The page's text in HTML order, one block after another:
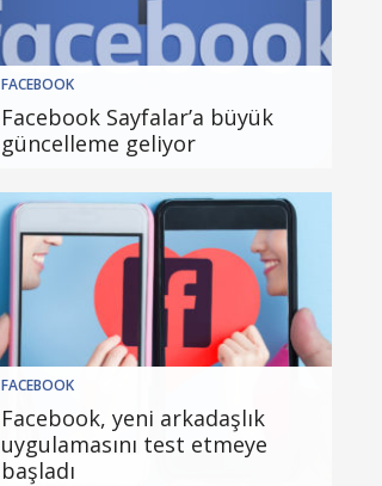
FACEBOOK
Facebook Sayfalar’a büyük
güncelleme geliyor
FACEBOOK
Facebook, yeni arkadaşlık
uygulamasını test etmeye
başladı